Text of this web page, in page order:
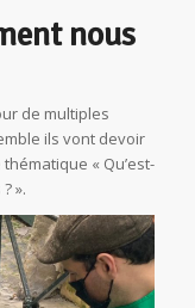
nous
de multiples
ils vont devoir
« Qu’est-
».